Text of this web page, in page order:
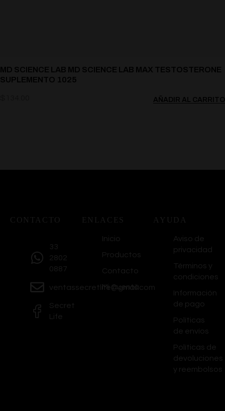
MD SCIENCE LAB MD SCIENCE LAB MAX TESTOSTERONE
SUPLEMENTO 1025
AÑADIR AL CARRITO
CONTACTO
33
2802
0887
ventassecretlife@gmail.com
Secret
Life
ENLACES
Inicio
Productos
Contacto
Mi Cuenta
AYUDA
Aviso de
privacidad
Términos y
condiciones
Información
de pago
Políticas
de envíos
Políticas de
devoluciones
y reembolsos